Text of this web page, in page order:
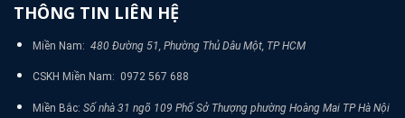
THÔNG TIN LIÊN HỆ
Miền Nam: 480 Đường 51, Phường Thủ Dâu Một, TP HCM
CSKH Miền Nam: 0972 567 688
Miền Bắc: Số nhà 31 ngõ 109 Phố Sở Thượng phường Hoàng Mai TP Hà Nội